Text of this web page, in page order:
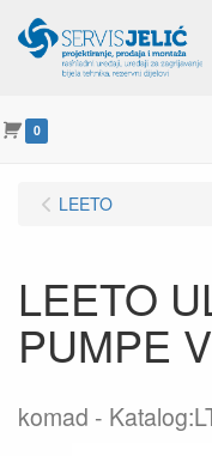
0
LEETO
LEETO
PUMPE
komad